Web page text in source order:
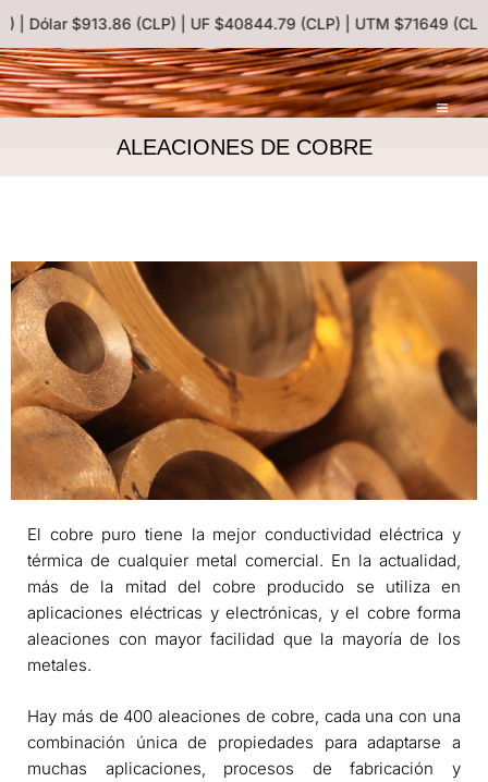
| Dólar $913.86 (CLP) | UF $40844.79 (CLP) | UTM $71649
ALEACIONES DE COBRE
El cobre puro tiene la mejor conductividad eléctrica y
térmica de cualquier metal comercial. En la actualidad,
más de la mitad del cobre producido se utiliza en
aplicaciones eléctricas y electrónicas, y el cobre forma
aleaciones con mayor facilidad que la mayoría de los
metales.
Hay más de 400 aleaciones de cobre, cada una con una
combinación única de propiedades para adaptarse a
muchas aplicaciones, procesos de fabricación y